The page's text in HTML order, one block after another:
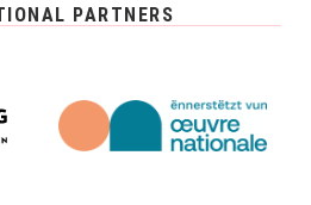
PARTNERS